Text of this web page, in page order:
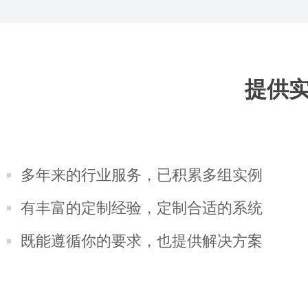
提供
多年来的行业服务，已积累多组实例
有丰富的定制经验，定制合适的系统
既能遵循你的要求，也提供解决方案